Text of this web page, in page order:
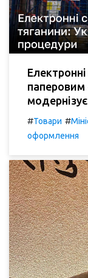
паперовим
#Товари #
оформлення